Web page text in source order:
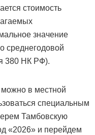
стоимость
значение
среднегодовой
380 НК РФ).
можно в местной
специальным
Тамбовскую
«2026» и перейдем